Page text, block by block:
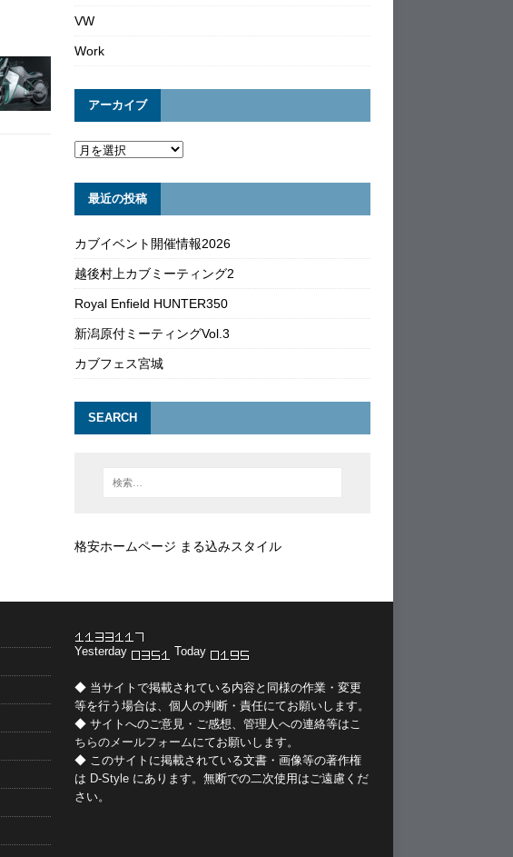
VW
Work
アーカイブ
最近の投稿
カブイベント開催情報2026
越後村上カブミーティング2
Royal Enfield HUNTER350
新潟原付ミーティングVol.3
カブフェス宮城
SEARCH
格安ホームページ まる込みスタイル
Yesterday Today
◆ 当サイトで掲載されている内容と同様の作業・変更
等を行う場合は、個人の判断・責任にてお願いします。
◆ サイトへのご意見・ご感想、管理人への連絡等は こ
ちらのメールフォームにてお願いします。
◆ このサイトに掲載されている文書・画像等の著作権
は D-Styleにあります。無断での二次使用はご遠慮くだ
さい。